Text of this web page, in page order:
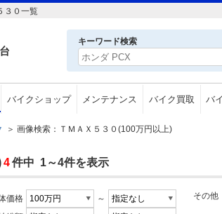
３０一覧
台
キーワード検索
バイクショップ メンテナンス バイク買取 バ
＞ 画像検索：ＴＭＡＸ５３０(100万円以上)
4件中 1～4件を表示
価格
～
その他